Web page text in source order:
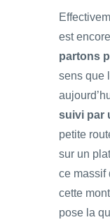
est
partons
sens que
suivi par
petite
sur un
ce massif
cette
pose la